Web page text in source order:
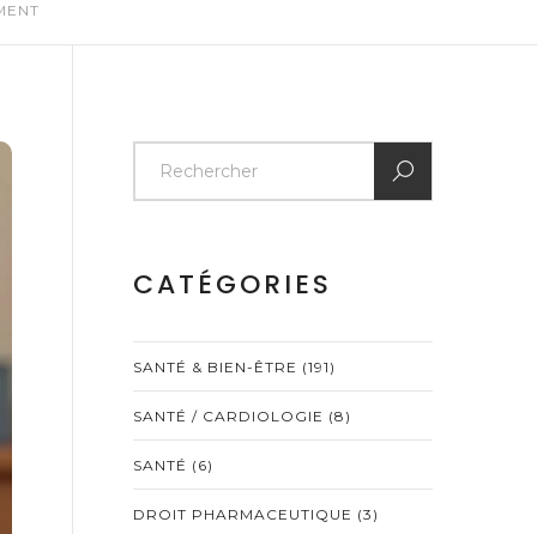
CATÉGORIES
SANTÉ & BIEN-ÊTRE (191)
SANTÉ / CARDIOLOGIE (8)
SANTÉ (6)
DROIT PHARMACEUTIQUE (3)